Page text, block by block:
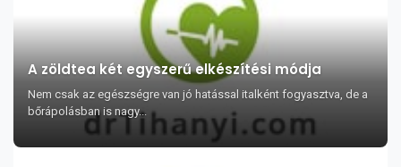
A zöldtea két egyszerű elkészítési módja
Nem csak az egészségre van jó hatással italként fogyasztva, de a
bőrápolásban is nagy...